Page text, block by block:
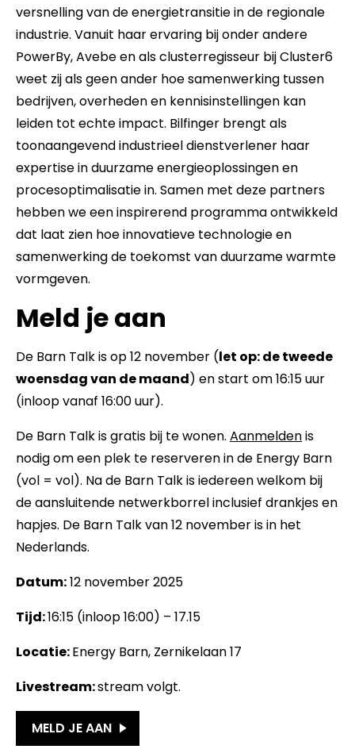
versnelling van de energietransitie in de regionale
industrie. Vanuit haar ervaring bij onder andere
PowerBy, Avebe en als clusterregisseur bij Cluster6
weet zij als geen ander hoe samenwerking tussen
bedrijven, overheden en kennisinstellingen kan
leiden tot echte impact. Bilfinger brengt als
toonaangevend industrieel dienstverlener haar
expertise in duurzame energieoplossingen en
procesoptimalisatie in. Samen met deze partners
hebben we een inspirerend programma ontwikkeld
dat laat zien hoe innovatieve technologie en
samenwerking de toekomst van duurzame warmte
vormgeven.
Meld je aan
De Barn Talk is op 12 november (let op: de tweede
woensdag van de maand) en start om 16:15 uur
(inloop vanaf 16:00 uur).
De Barn Talk is gratis bij te wonen. Aanmeldenis
nodig om een plek te reserveren in de Energy Barn
(vol = vol). Na de Barn Talk is iedereen welkom bij
de aansluitende netwerkborrel inclusief drankjes en
hapjes. De Barn Talk van 12 november is in het
Nederlands.
Datum:12 november 2025
Tijd:16:15 (inloop 16:00) – 17.15
Locatie:Energy Barn, Zernikelaan 17
Livestream:stream volgt.
MELD JE AAN